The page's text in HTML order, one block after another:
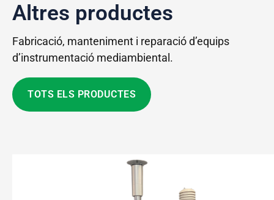
Altres productes
Fabricació, manteniment i reparació d’equips
d’instrumentació mediambiental.
TOTS ELS PRODUCTES